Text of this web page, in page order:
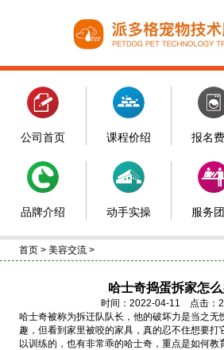
公司首页 课程价绍 报名
品牌介绍 动手实操 服务
首页 > 美容交流 >
哈士奇捣蛋拆家怎么
时间：2022-04-11 点击：
哈士奇被称为拆迁队队长，他的破坏力是当之无
趣，但看到家里被咬的家具，真的忍不住想要打
以训练的，也有非常乖的哈士奇，重点是如何